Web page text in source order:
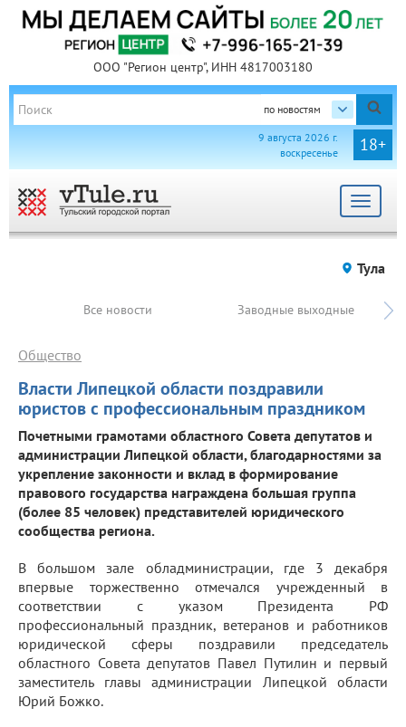
ООО "Регион центр", ИНН 4817003180
по новостям
18+
9 августа 2026 г.
воскресенье
Toggle
Тула
Все новости Заводные выходные
Власти Липецкой области поздравили
юристов с профессиональным праздником
Общество
Почетными грамотами областного Совета депутатов и
администрации Липецкой области, благодарностями за
укрепление законности и вклад в формирование
правового государства награждена большая группа
(более 85 человек) представителей юридического
сообщества региона.
В большом зале обладминистрации, где 3 декабря
впервые торжественно отмечался учрежденный в
соответствии с указом Президента РФ
профессиональный праздник, ветеранов и работников
юридической сферы поздравили председатель
областного Совета депутатов Павел Путилин и первый
заместитель главы администрации Липецкой области
Юрий Божко.